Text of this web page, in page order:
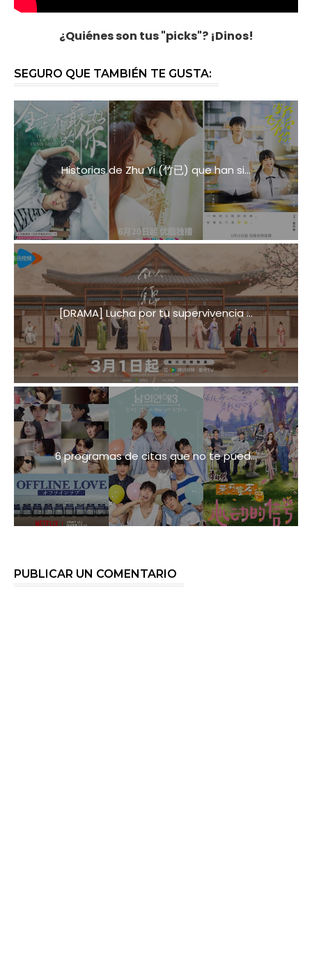
¿Quiénes son tus "picks"? ¡Dinos!
SEGURO QUE TAMBIÉN TE GUSTA:
Historias de Zhu Yi (竹已) que han si...
[DRAMA] Lucha por tu supervivencia ...
6 programas de citas que no te pued...
PUBLICAR UN COMENTARIO